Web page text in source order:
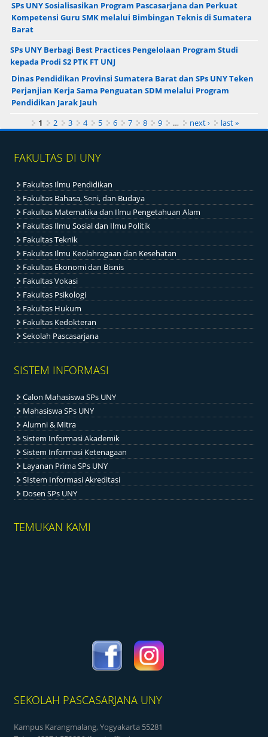
SPs UNY Sosialisasikan Program Pascasarjana dan Perkuat
Kompetensi Guru SMK melalui Bimbingan Teknis di Sumatera
Barat
SPs UNY Berbagi Best Practices Pengelolaan Program Studi
kepada Prodi S2 PTK FT UNJ
Dinas Pendidikan Provinsi Sumatera Barat dan SPs UNY Teken
Perjanjian Kerja Sama Penguatan SDM melalui Program
Pendidikan Jarak Jauh
Pages 1 2 3 4 5 6 7 8 9 … next › last »
FAKULTAS DI UNY
Fakultas Ilmu Pendidikan
Fakultas Bahasa, Seni, dan Budaya
Fakultas Matematika dan Ilmu Pengetahuan Alam
Fakultas Ilmu Sosial dan Ilmu Politik
Fakultas Teknik
Fakultas Ilmu Keolahragaan dan Kesehatan
Fakultas Ekonomi dan Bisnis
Fakultas Vokasi
Fakultas Psikologi
Fakultas Hukum
Fakultas Kedokteran
Sekolah Pascasarjana
SISTEM INFORMASI
Calon Mahasiswa SPs UNY
Mahasiswa SPs UNY
Alumni & Mitra
Sistem Informasi Akademik
Sistem Informasi Ketenagaan
Layanan Prima SPs UNY
SIstem Informasi Akreditasi
Dosen SPs UNY
TEMUKAN KAMI
SEKOLAH PASCASARJANA UNY
Kampus Karangmalang, Yogyakarta 55281